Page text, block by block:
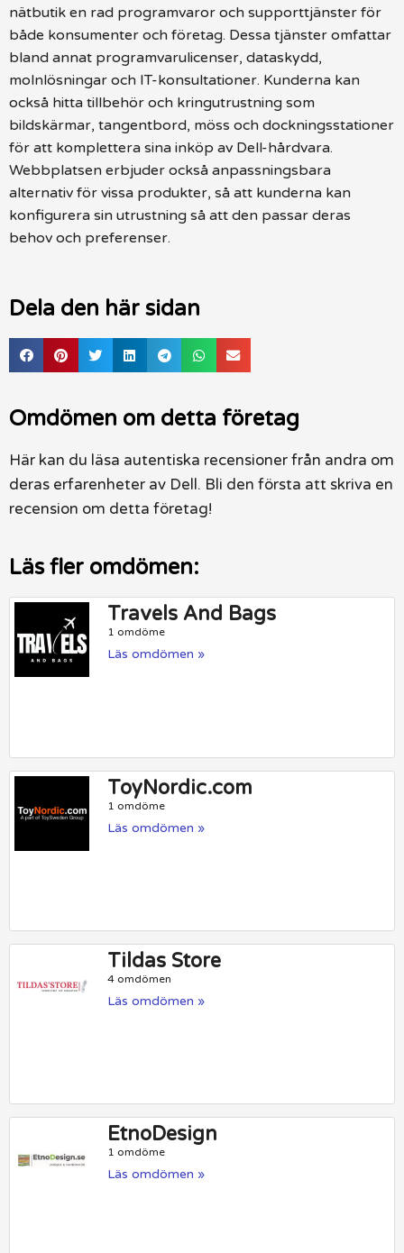
nätbutik en rad programvaror och supporttjänster för
både konsumenter och företag. Dessa tjänster omfattar
bland annat programvarulicenser, dataskydd,
molnlösningar och IT-konsultationer. Kunderna kan
också hitta tillbehör och kringutrustning som
bildskärmar, tangentbord, möss och dockningsstationer
för att komplettera sina inköp av Dell-hårdvara.
Webbplatsen erbjuder också anpassningsbara
alternativ för vissa produkter, så att kunderna kan
konfigurera sin utrustning så att den passar deras
behov och preferenser.
Dela den här sidan
Omdömen om detta företag
Här kan du läsa autentiska recensioner från andra om
deras erfarenheter av Dell. Bli den första att skriva en
recension om detta företag!
Läs fler omdömen:
Travels And Bags
1 omdöme
Läs omdömen »
ToyNordic.com
1 omdöme
Läs omdömen »
Tildas Store
4 omdömen
Läs omdömen »
EtnoDesign
1 omdöme
Läs omdömen »